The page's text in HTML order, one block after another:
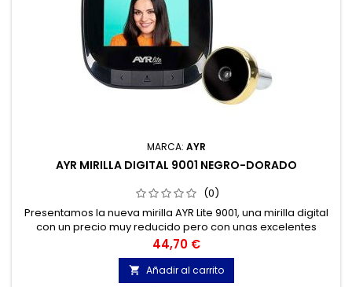
MARCA: AYR
AYR MIRILLA DIGITAL 9001 NEGRO-DORADO
(0)
Presentamos la nueva mirilla AYR Lite 9001, una mirilla digital
con un precio muy reducido pero con unas excelentes
prestaciones; batería interna recargable de 600mA, cámara
de 0,3Mp y memoria interna incorporada para poder
almacenar fotografías
Precio
44,70 €
 Añadir al carrito